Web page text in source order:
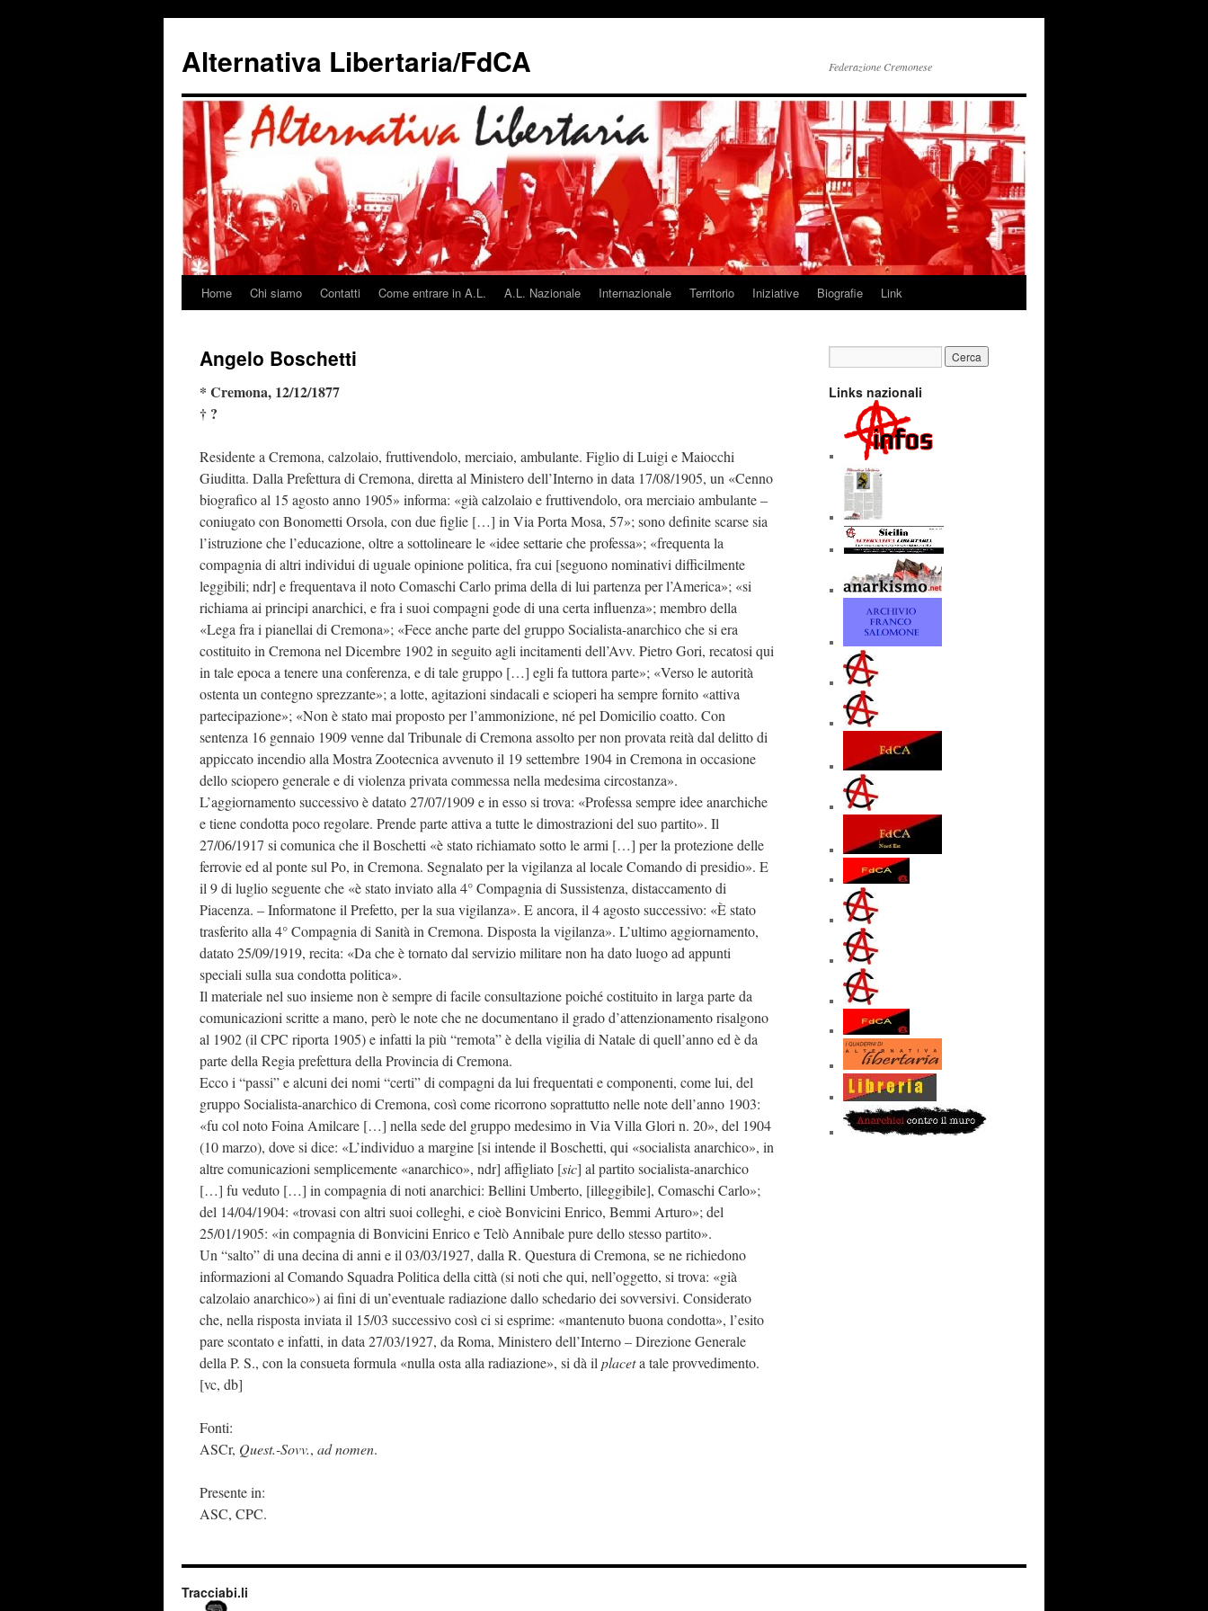
Alternativa Libertaria/FdCA Federazione Cremonese
Vai
contenuto
Home Chi siamo Contatti Come entrare in A.L. A.L. Nazionale Internazionale Territorio Iniziative Biografie Link
Angelo Boschetti
* Cremona, 12/12/1877
† ?
Residente a Cremona, calzolaio, fruttivendolo, merciaio, ambulante. Figlio di Luigi e Maiocchi
Giuditta. Dalla Prefettura di Cremona, diretta al Ministero dell’Interno in data 17/08/1905, un «Cenno
biografico al 15 agosto anno 1905» informa: «già calzolaio e fruttivendolo, ora merciaio ambulante –
coniugato con Bonometti Orsola, con due figlie […] in Via Porta Mosa, 57»; sono definite scarse sia
l’istruzione che l’educazione, oltre a sottolineare le «idee settarie che professa»; «frequenta la
compagnia di altri individui di uguale opinione politica, fra cui [seguono nominativi difficilmente
leggibili; ndr] e frequentava il noto Comaschi Carlo prima della di lui partenza per l’America»; «si
richiama ai principi anarchici, e fra i suoi compagni gode di una certa influenza»; membro della
«Lega fra i pianellai di Cremona»; «Fece anche parte del gruppo Socialista-anarchico che si era
costituito in Cremona nel Dicembre 1902 in seguito agli incitamenti dell’Avv. Pietro Gori, recatosi qui
in tale epoca a tenere una conferenza, e di tale gruppo […] egli fa tuttora parte»; «Verso le autorità
ostenta un contegno sprezzante»; a lotte, agitazioni sindacali e scioperi ha sempre fornito «attiva
partecipazione»; «Non è stato mai proposto per l’ammonizione, né pel Domicilio coatto. Con
sentenza 16 gennaio 1909 venne dal Tribunale di Cremona assolto per non provata reità dal delitto di
appiccato incendio alla Mostra Zootecnica avvenuto il 19 settembre 1904 in Cremona in occasione
dello sciopero generale e di violenza privata commessa nella medesima circostanza».
L’aggiornamento successivo è datato 27/07/1909 e in esso si trova: «Professa sempre idee anarchiche
e tiene condotta poco regolare. Prende parte attiva a tutte le dimostrazioni del suo partito». Il
27/06/1917 si comunica che il Boschetti «è stato richiamato sotto le armi […] per la protezione delle
ferrovie ed al ponte sul Po, in Cremona. Segnalato per la vigilanza al locale Comando di presidio». E
il 9 di luglio seguente che «è stato inviato alla 4° Compagnia di Sussistenza, distaccamento di
Piacenza. – Informatone il Prefetto, per la sua vigilanza». E ancora, il 4 agosto successivo: «È stato
trasferito alla 4° Compagnia di Sanità in Cremona. Disposta la vigilanza». L’ultimo aggiornamento,
datato 25/09/1919, recita: «Da che è tornato dal servizio militare non ha dato luogo ad appunti
speciali sulla sua condotta politica».
Il materiale nel suo insieme non è sempre di facile consultazione poiché costituito in larga parte da
comunicazioni scritte a mano, però le note che ne documentano il grado d’attenzionamento risalgono
al 1902 (il CPC riporta 1905) e infatti la più “remota” è della vigilia di Natale di quell’anno ed è da
parte della Regia prefettura della Provincia di Cremona.
Ecco i “passi” e alcuni dei nomi “certi” di compagni da lui frequentati e componenti, come lui, del
gruppo Socialista-anarchico di Cremona, così come ricorrono soprattutto nelle note dell’anno 1903:
«fu col noto Foina Amilcare […] nella sede del gruppo medesimo in Via Villa Glori n. 20», del 1904
(10 marzo), dove si dice: «L’individuo a margine [si intende il Boschetti, qui «socialista anarchico», in
altre comunicazioni semplicemente «anarchico», ndr] affigliato [sic] al partito socialista-anarchico
[…] fu veduto […] in compagnia di noti anarchici: Bellini Umberto, [illeggibile], Comaschi Carlo»;
del 14/04/1904: «trovasi con altri suoi colleghi, e cioè Bonvicini Enrico, Bemmi Arturo»; del
25/01/1905: «in compagnia di Bonvicini Enrico e Telò Annibale pure dello stesso partito».
Un “salto” di una decina di anni e il 03/03/1927, dalla R. Questura di Cremona, se ne richiedono
informazioni al Comando Squadra Politica della città (si noti che qui, nell’oggetto, si trova: «già
calzolaio anarchico») ai fini di un’eventuale radiazione dallo schedario dei sovversivi. Considerato
che, nella risposta inviata il 15/03 successivo così ci si esprime: «mantenuto buona condotta», l’esito
pare scontato e infatti, in data 27/03/1927, da Roma, Ministero dell’Interno – Direzione Generale
della P. S., con la consueta formula «nulla osta alla radiazione», si dà il placeta tale provvedimento.
[vc, db]
Fonti:
ASCr, Quest.-Sovv., ad nomen.
Presente in:
ASC, CPC.
Links nazionali
Tracciabi.li